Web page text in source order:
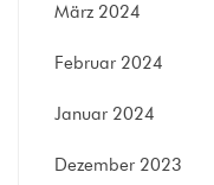
März 2024
Februar 2024
Januar 2024
Dezember 2023